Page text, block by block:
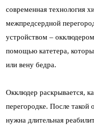
современная технология
межпредсердной
устройством –
помощью катетера,
или вену бедра.
Окклюдер раскрывается,
перегородке. После такой
нужна длительная